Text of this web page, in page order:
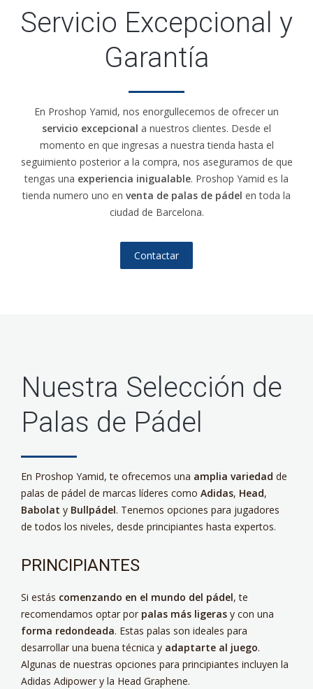
Servicio Excepcional y
Garantía
En Proshop Yamid, nos enorgullecemos de ofrecer un
servicio excepcional a nuestros clientes. Desde el
momento en que ingresas a nuestra tienda hasta el
seguimiento posterior a la compra, nos aseguramos de que
tengas una experiencia inigualable. Proshop Yamid es la
tienda numero uno en venta de palas de pádel en toda la
ciudad de Barcelona.
Contactar
Nuestra Selección de
Palas de Pádel
En Proshop Yamid, te ofrecemos una amplia variedad de
palas de pádel de marcas líderes como Adidas, Head,
Babolat y Bullpádel. Tenemos opciones para jugadores
de todos los niveles, desde principiantes hasta expertos.
PRINCIPIANTES
Si estás comenzando en el mundo del pádel, te
recomendamos optar por palas más ligeras y con una
forma redondeada. Estas palas son ideales para
desarrollar una buena técnica y adaptarte al juego.
Algunas de nuestras opciones para principiantes incluyen la
Adidas Adipower y la Head Graphene.